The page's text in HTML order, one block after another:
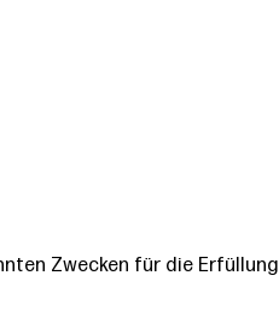
Zwecken für die